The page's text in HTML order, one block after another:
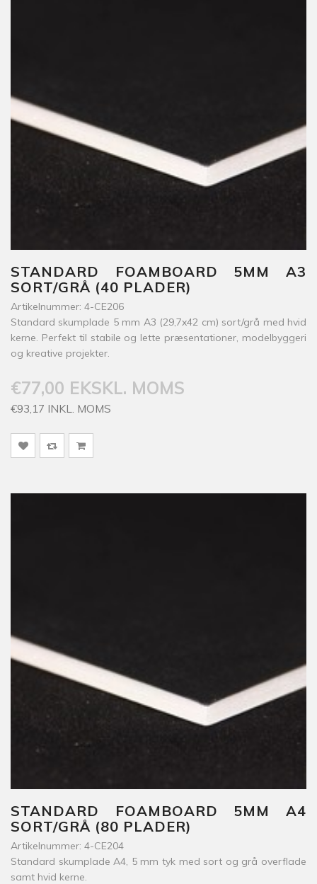
STANDARD FOAMBOARD 5MM A3
SORT/GRÅ (40 PLADER)
Artikelnummer: 4-CE206
Standard skumplade 5 mm A3 (29,7x42 cm) sort/grå med hvid
kerne. Perfekt til stabile og lette præsentationer, modelbyggeri
og kreative projekter.
€77,00 EKSKL. MOMS
€93,17 INKL. MOMS
STANDARD FOAMBOARD 5MM A4
SORT/GRÅ (80 PLADER)
Artikelnummer: 4-CE204
Standard skumplade A4, 5 mm tyk med sort og grå overflade
samt hvid kerne.